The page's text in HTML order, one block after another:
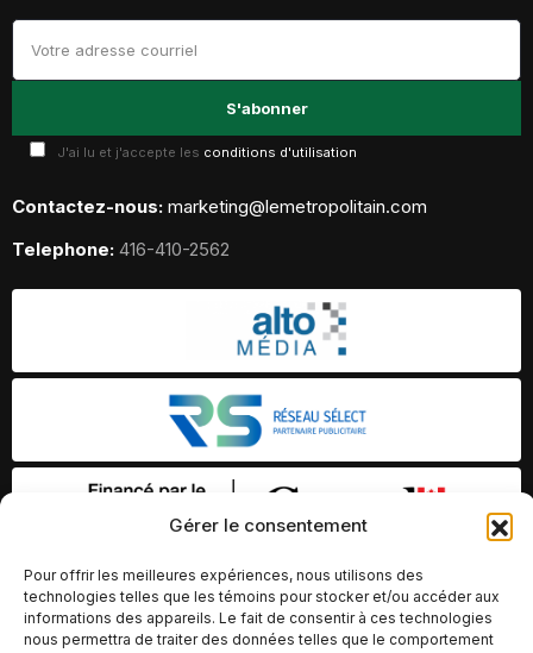
Gérer le consentement
Pour offrir les meilleures expériences, nous utilisons des
technologies telles que les témoins pour stocker et/ou accéder aux
informations des appareils. Le fait de consentir à ces technologies
nous permettra de traiter des données telles que le comportement
J'ai lu et j'accepte les conditions d'utilisation
Contactez-nous: marketing@lemetropolitain.com
Telephone: 416-410-2562